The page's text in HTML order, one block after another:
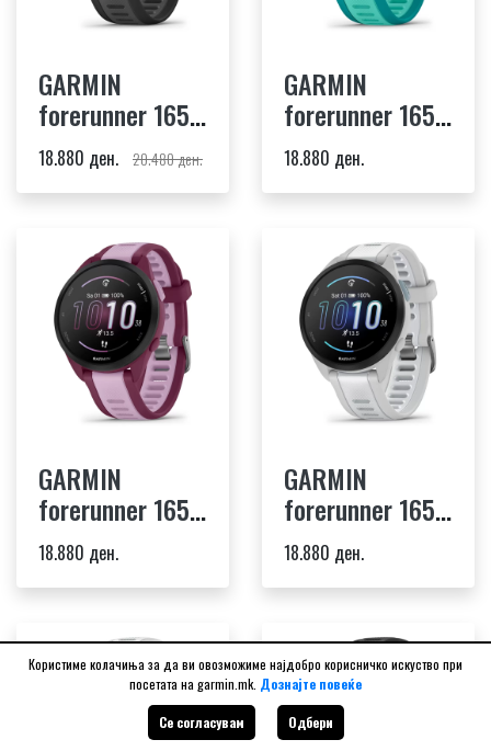
GARMIN
forerunner 165
music black
18.880 ден. 20.480 ден.
GARMIN
forerunner 165
music Turquoise
Aqua
18.880 ден.
GARMIN
forerunner 165
music Berry
Lilac
18.880 ден.
GARMIN
forerunner 165
music Mist Gray
Whitestone
18.880 ден.
Користиме колачиња за да ви овозможиме најдобро корисничко искуство при
посетата на garmin.mk. Дознајте повеќе
Се согласувам Одбери